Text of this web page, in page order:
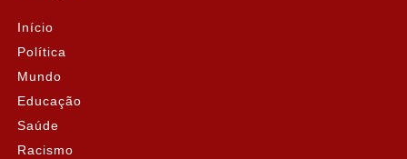
Início
Política
Mundo
Educação
Saúde
Racismo